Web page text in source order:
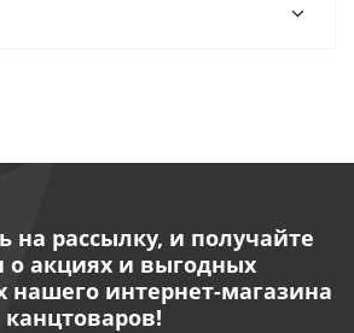
на рассылку, и получайте
о акциях и выгодных
нашего интернет-магазина
канцтоваров!